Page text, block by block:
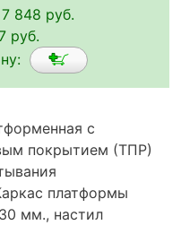
848 руб.
руб.
с
покрытием (ТПР)
платформы
мм., настил